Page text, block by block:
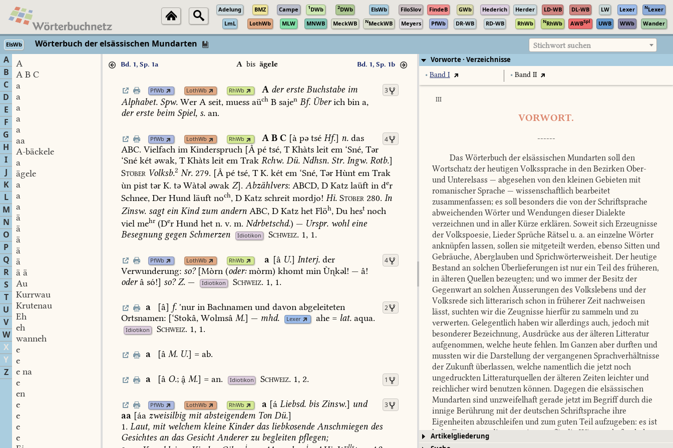
Adelung BMZ Campe 1DWb 2DWb ElsWb FiloSlov FindeB GWb Hederich Herder LD-WB DL-WB LW Lexer NLexer
LmL
LothWb MLW MNWB MeckWB NMeckWB Meyers PfWb DR-WB RD-WB RhWb NRhWb AWBSpl UWB WWb Wander
ElsWb Wörterbuch der elsässischen Mundarten Stichwort suchen
A
B
C
D
E
F
G
H
I
J
K
L
M
N
O
P
Q
R
S
T
U
V
W
X
Y
Z
A
A B C
a
a
a
a
a
aa
A-bäckele
a
ägele
a
a
a
ä
ä
ä
ä
ä
ä ä
Au
Kurrwau
Krutenau
Eh
eh
wanneh
e
e
e na
e
en
e
e
e
e
Bd. 1, Sp. 1a Abis ägele Bd. 1, Sp. 1b
3
PfWb LothWb RhWb A dererste Buchstabe im
Alphabet. Spw. Wer A seit, muess aüch B sajen Bf. Überich bin a,
dererste beim Spiel, s. an.
4
PfWb LothWb RhWb A B C [à pə tsé Hf.] n. das
ABC. Vielfach im Kinderspruch [Â pé tsé, TKhàts leit em ‘Sné, Tər
‘Sné két əwak, TKhàts leit em Trak Rchw. Dü. Ndhsn. Str. Ingw. Rotb.]
Stöber Volksb.2 Nr. 279. [Â pé tsé, TK. két em ‘Sné, Tər Hùnt em Trak
ùn pist tər K. tə Wàtəl əwak Z]. Abzählvers: ABCD, D Katz laüft in der
Schnee, Der Hund läuft noch, D Katz schreit mordjo! Hi. Stöber 280. In
Zinsw. sagtein Kindzum andern ABC, D Katz het Flöh, Du hest noch
viel mehr (Der Hund het n. v. m. Ndrbetschd.) — Urspr. wohleine
Besegnunggegen Schmerzen Idiotikon Schweiz. 1,1.
4
PfWb LothWb RhWb a [â U.] Interj. der
Verwunderung: so?[Mòrn (oder:mòrm) khomt min Ùkəl! — â!
oderâ só!] so? Z. — Idiotikon Schweiz. 1,1.
2
a [â] f. 'nurinBachnamenunddavonabgeleiteten
Ortsnamen: [‘Stokâ, Wolmsâ M.] — mhd. Lexer ahe = lat. aqua.
Idiotikon Schweiz. 1,1.
a [â M.U.] =ab.
1
a [â O.; M.] =an. Idiotikon Schweiz. 1, 2.
3
PfWb LothWb RhWb a [á Liebsd. bis Zinsw.] und
aa [áa zweisilbigmitabsteigendem Ton Dü.]
1. Laut, mitwelchem kleine Kinderdas liebkosende Anschmiegen des
Gesichtes an das GesichtAndererzu begleiten pflegen;
Vorworte · Verzeichnisse
• Band I • Band II
III
VORWORT.
------
Das Wörterbuch der elsässischen Mundarten soll den
Wortschatz der heutigen Volkssprache in den Bezirken Ober-
und Unterelsass — abgesehen von den kleinen Gebieten mit
romanischer Sprache — wissenschaftlich bearbeitet
zusammenfassen; es soll besonders die von der Schriftsprache
abweichenden Wörter und Wendungen dieser Dialekte
verzeichnen und in aller Kürze erklären. Soweit sich Erzeugnisse
der Volkspoesie, Lieder Sprüche Rätsel u. a. an einzelne Wörter
anknüpfen lassen, sollen sie mitgeteilt werden, ebenso Sitten und
Gebräuche, Aberglauben und Sprichwörterweisheit. Der heutige
Bestand an solchen Überlieferungen ist nur ein Teil des früheren,
in älteren Quellen bezeugten; und wo immer der Besitz der
Gegenwart an solchen Äusserungen des Volkslebens und der
Volksrede sich litterarisch schon in früherer Zeit nachweisen
lässt, suchten wir die Zeugnisse hierfür zu sammeln und zu
verwerten. Gelegentlich haben wir allerdings auch, jedoch mit
besonderer Bezeichnung, Ausdrücke aus der älteren Litteratur
aufgenommen, welche heute fehlen. Im Ganzen aber durften und
mussten wir die Darstellung der vergangenen Sprachverhältnisse
der Zukunft überlassen, welche namentlich die jetzt noch
ungedruckten Litteraturquellen der älteren Zeiten leichter und
reichlicher wird benutzen können. Dagegen die elsässischen
Mundarten sind unzweifelhaft gerade jetzt im Begriff durch die
innige Berührung mit der deutschen Schriftsprache ihre
Eigenheiten abzuschleifen und zum guten Teil aufzugeben: es ist
hohe Zeit, wenn diese wenigstens für die Wissenschaft erhalten
werden sollen.
Artikelgliederung